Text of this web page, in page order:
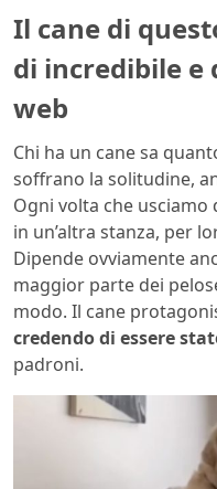
Il cane di
di incredibile e
web
Chi ha un cane sa
soffrano la solitudine,
Ogni volta che
in un’altra stanza, per
Dipende ovviamente
maggior parte dei
modo. Il cane
credendo di essere
padroni.